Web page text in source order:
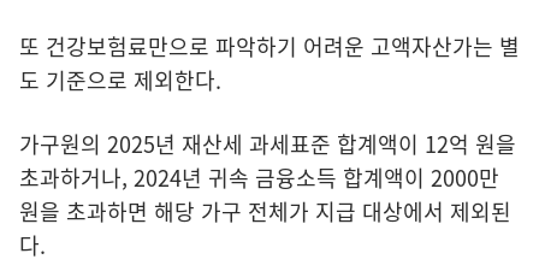
또 건강보험료만으로 파악하기 어려운 고액자산가는 별
도 기준으로 제외한다.
가구원의 2025년 재산세 과세표준 합계액이 12억 원을
초과하거나, 2024년 귀속 금융소득 합계액이 2000만
원을 초과하면 해당 가구 전체가 지급 대상에서 제외된
다.